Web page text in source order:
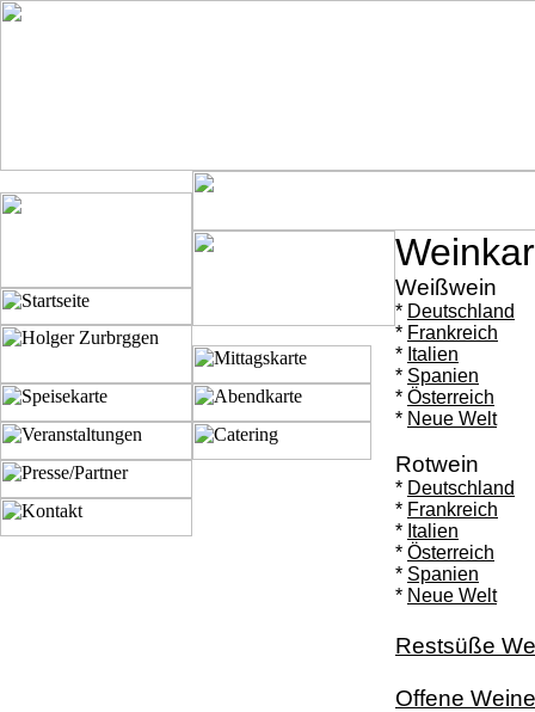
Weißwein
* Deutschland
* Frankreich
* Italien
* Spanien
* Österreich
* Neue Welt
Rotwein
* Deutschland
* Frankreich
* Italien
* Österreich
* Spanien
* Neue Welt
Restsüße
Offene Weine